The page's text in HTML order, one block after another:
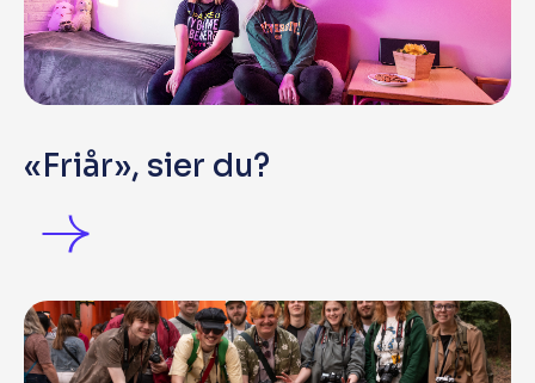
«Friår», sier du?